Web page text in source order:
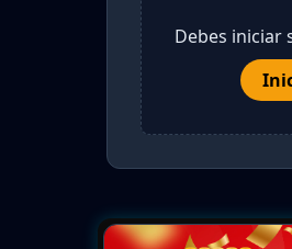
Debes iniciar